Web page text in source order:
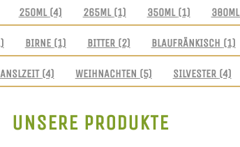
250ML (4) 265ML (1) 350ML (1) 380ML
BIRNE (1) BITTER (2) BLAUFRÄNKISCH (1)
(4) WEIHNACHTEN (5) SILVESTER (4)
UNSERE PRODUKTE